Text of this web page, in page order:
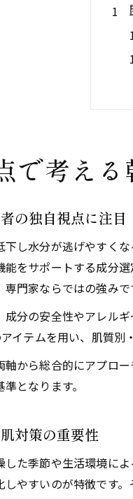
で考え
の独自視点に注目
し水分が逃げやすく
をサポートする成分
門家ならではの強みで
分の安全性やアレル
イテムを用い、肌質別
から総合的にアプロ
となります。
対策の重要性
た季節や生活環境に
やすいのが特徴です